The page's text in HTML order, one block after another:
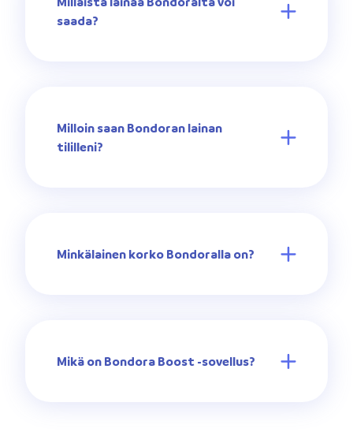
saada?
Milloin saan Bondoran lainan
tililleni?
Minkälainen korko Bondoralla on?
Mikä on Bondora Boost -sovellus?